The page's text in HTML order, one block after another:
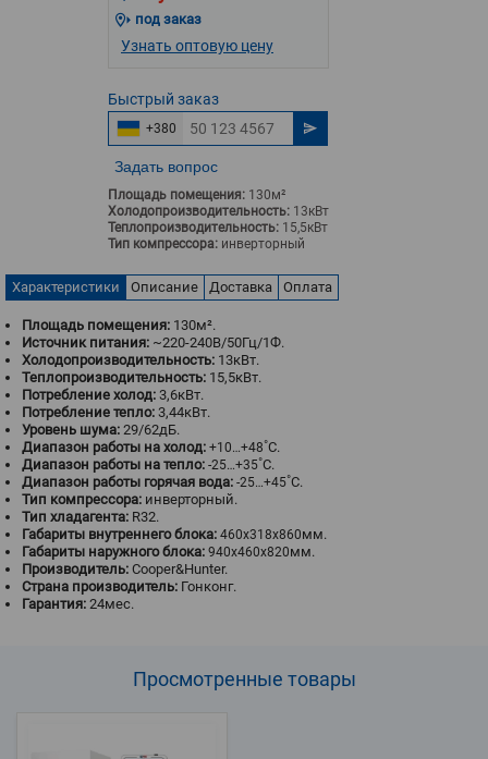
под заказ
Узнать оптовую цену
Быстрый заказ
+380
Задать вопрос
Площадь помещения: 130м²
Холодопроизводительность: 13кВт
Теплопроизводительность: 15,5кВт
Тип компрессора: инверторный
Характеристики Описание Доставка Оплата
Площадь помещения: 130м².
Источник питания: ~220-240В/50Гц/1Ф.
Холодопроизводительность: 13кВт.
Теплопроизводительность: 15,5кВт.
Потребление холод: 3,6кВт.
Потребление тепло: 3,44кВт.
Уровень шума: 29/62дБ.
Диапазон работы на холод: +10…+48˚С.
Диапазон работы на тепло: -25…+35˚С.
Диапазон работы горячая вода: -25…+45˚С.
Тип компрессора: инверторный.
Тип хладагента: R32.
Габариты внутреннего блока: 460x318x860мм.
Габариты наружного блока: 940x460x820мм.
Производитель: Cooper&Hunter.
Страна производитель: Гонконг.
Гарантия: 24мес.
Просмотренные товары